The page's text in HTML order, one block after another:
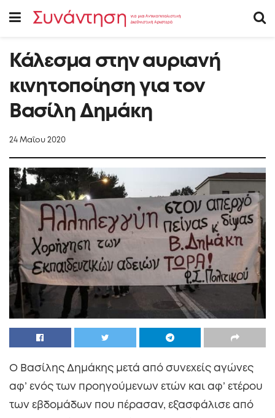
Κάλεσμα στην αυριανή
κινητοποίηση για τον
Βασίλη Δημάκη
24 Μαΐου 2020
Ο Βασίλης Δημάκης μετά από συνεχείς αγώνες
αφ’ ενός των προηγούμενων ετών και αφ’ ετέρου
των εβδομάδων που πέρασαν, εξασφάλισε από